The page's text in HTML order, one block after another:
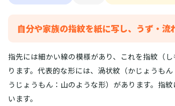
自分や家族の指紋を紙に写し、うず・流
指先には細かい線の模様があり、これを指紋（
ります。代表的な形には、渦状紋（かじょうも
うじょうもん：山のような形）があります。指
います。